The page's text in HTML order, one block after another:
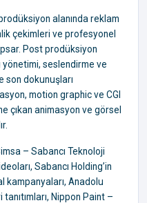
alanında reklam
çekimleri ve profesyonel
Post prodüksiyon
seslendirme ve
son dokunuşları
motion graphic ve CGI
çıkan animasyon ve görsel
– Sabancı Teknoloji
Sabancı Holding’in
Anadolu
Nippon Paint –